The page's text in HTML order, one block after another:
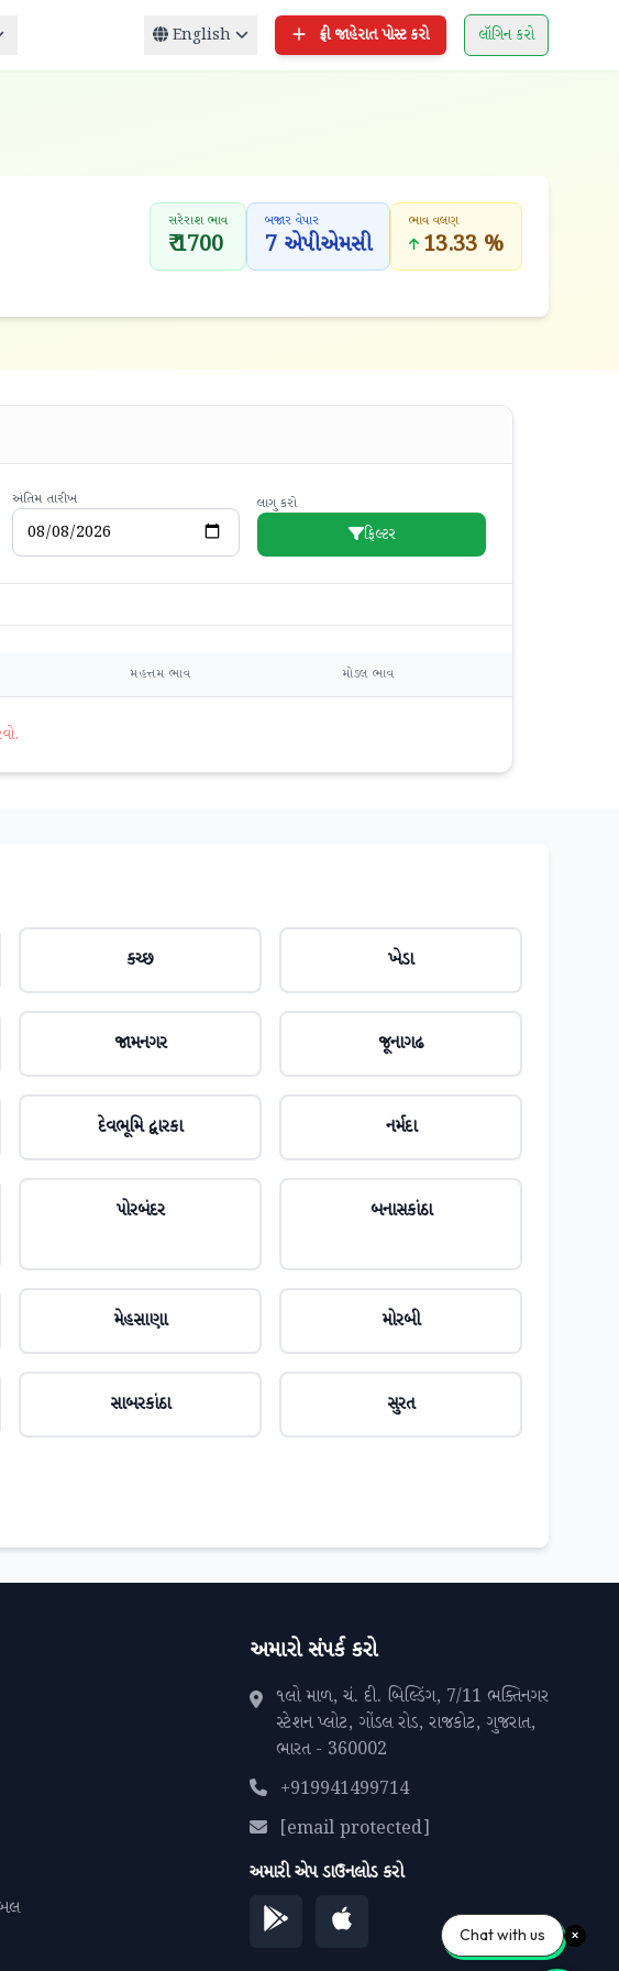
English ફ્રી જાહેરાત પોસ્ટ કરો લૉગિન કરો
સરેરાશ ભાવ
₹ 1700
બજાર વેપાર
7 એપીએમસી
ભાવ વલણ
13.33 %
અંતિમ તારીખ લાગુ કરો
ફિલ્ટર
મહત્તમ ભાવ મોડલ ભાવ
કચ્છ ખેડા
જામનગર જૂનાગઢ
દેવભૂમિ દ્વારકા નર્મદા
પોરબંદર બનાસકાંઠા
મેહસાણા મોરબી
સાબરકાંઠા સુરત
અમારો સંપર્ક કરો
૧લો માળ, ચં. દી. બિલ્ડિંગ, 7/11 ભક્તિનગર
સ્ટેશન પ્લોટ, ગોંડલ રોડ, રાજકોટ, ગુજરાત,
ભારત - 360002
+919941499714
[email protected]
અમારી એપ ડાઉનલોડ કરો
Chat with us